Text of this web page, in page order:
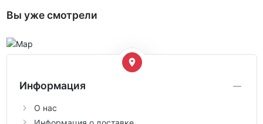
Вы уже смотрели
Информация
О нас